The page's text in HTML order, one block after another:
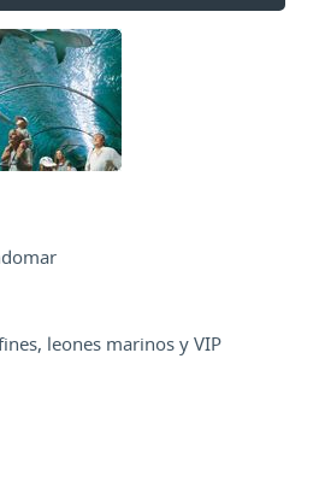
leones marinos y VIP